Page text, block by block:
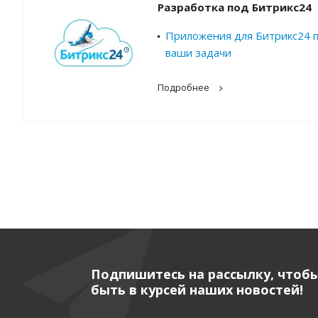
Разработка под Битрикс24
Приложения для Битрикс24
ваши задачи
Подробнее
Подпишитесь на рассылку,
быть в курсей наших новостей!